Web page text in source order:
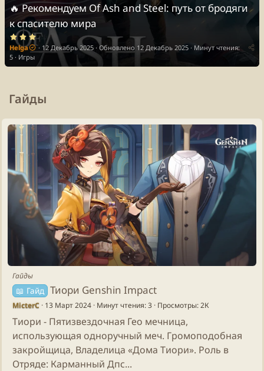
🔥 Рекомендуем Of Ash and Steel: путь от бродяги
к спасителю мира
3
0
0
в
Helga 12 Декабрь 2025 Обновлено 12 Декабрь 2025
Минут чтения:
5
Игры
Гайды
Гайды
📖 Гайд Тиори Genshin Impact
MicterC 13 Март 2024 Минут чтения: 3 Просмотры: 2К
Тиори - Пятизвездочная Гео мечница,
использующая одноручный меч. Громоподобная
закройщица, Владелица «Дома Тиори». Роль в
Отряде: Карманный Дпс...